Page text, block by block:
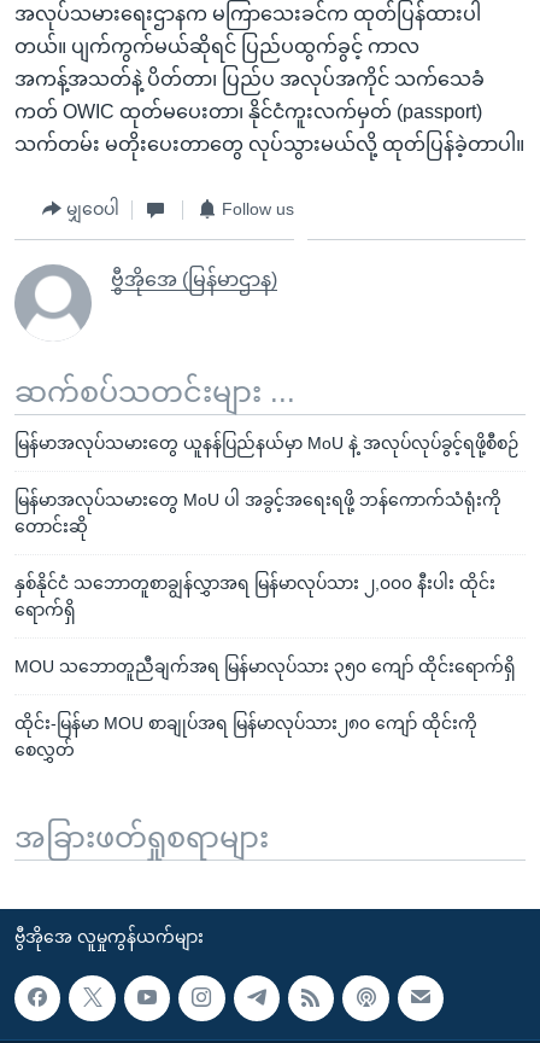
အလုပ်သမားရေးဌာနက မကြာသေးခင်က ထုတ်ပြန်ထားပါ
တယ်။ ပျက်ကွက်မယ်ဆိုရင် ပြည်ပထွက်ခွင့် ကာလ
အကန့်အသတ်နဲ့ ပိတ်တာ၊ ပြည်ပ အလုပ်အကိုင် သက်သေခံ
ကတ် OWIC ထုတ်မပေးတာ၊ နိုင်ငံကူးလက်မှတ် (passport)
သက်တမ်း မတိုးပေးတာတွေ လုပ်သွားမယ်လို့ ထုတ်ပြန်ခဲ့တာပါ။
မျှဝေပါ Follow us
ဗွီအိုအေ (မြန်မာဌာန)
ဆက်စပ်သတင်းများ ...
မြန်မာအလုပ်သမားတွေ ယူနန်ပြည်နယ်မှာ MoU နဲ့ အလုပ်လုပ်ခွင့်ရဖို့စီစဉ်
မြန်မာအလုပ်သမားတွေ MoU ပါ အခွင့်အရေးရဖို့ ဘန်ကောက်သံရုံးကို
တောင်းဆို
နှစ်နိုင်ငံ သဘောတူစာချွန်လွှာအရ မြန်မာလုပ်သား ၂,၀၀၀ နီးပါး ထိုင်း
ရောက်ရှိ
MOU သဘောတူညီချက်အရ မြန်မာလုပ်သား ၃၅၀ ကျော် ထိုင်းရောက်ရှိ
ထိုင်း-မြန်မာ MOU စာချုပ်အရ မြန်မာလုပ်သား၂၈၀ ကျော် ထိုင်းကို
စေလွှတ်
အခြားဖတ်ရှုစရာများ
ဗွီအိုအေ လူမှုကွန်ယက်များ